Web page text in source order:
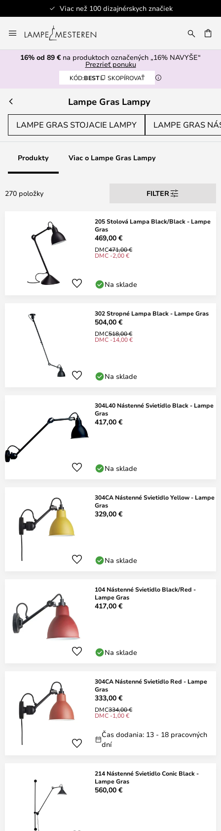
Bezpečná platba
to
Content
16% od 89 € na produktoch označených „16% NAVYŠE“
Prezrieť ponuku
KÓD:BEST SKOPÍROVAŤ
Lampe Gras Lampy
LAMPE GRAS STOJACIE LAMPY LAMPE GRAS
Produkty Viac o Lampe Gras Lampy
270 položky FILTER
205 Stolová Lampa Black/Black - Lampe
Gras
469,00 €
DMC471,00 €
DMC -2,00 €
Na sklade
302 Stropné Lampa Black - Lampe Gras
504,00 €
DMC518,00 €
DMC -14,00 €
Na sklade
304L40 Nástenné Svietidlo Black - Lampe
Gras
417,00 €
Na sklade
304CA Nástenné Svietidlo Yellow - Lampe
Gras
329,00 €
Na sklade
104 Nástenné Svietidlo Black/Red -
Lampe Gras
417,00 €
Na sklade
304CA Nástenné Svietidlo Red - Lampe
Gras
333,00 €
DMC334,00 €
DMC -1,00 €
Čas dodania: 13 - 18 pracovných
dní
214 Nástenné Svietidlo Conic Black -
Lampe Gras
560,00 €